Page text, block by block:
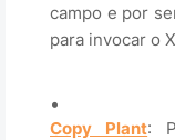
campo e por
para invocar o
Copy Plant: